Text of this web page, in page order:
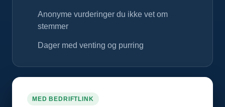
Anonyme vurderinger du ikke vet om
stemmer
Dager med venting og purring
MED BEDRIFTLINK